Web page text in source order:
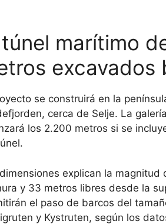
túnel marítimo
excavados
se construirá en la
cerca de Selje. La
los 2.200 metros si se
explican la
y 33 metros libres desde la
el paso de barcos del
y Kystruten, según los